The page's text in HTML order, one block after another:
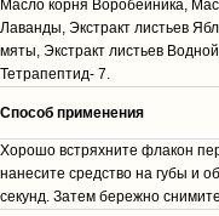
Масло корня Воробейника,
Лаванды, Экстракт листьев
мяты, Экстракт листьев
Тетрапептид- 7.
Способ применения
Хорошо встряхните флакон
нанесите средство на губы и
секунд. Затем бережно